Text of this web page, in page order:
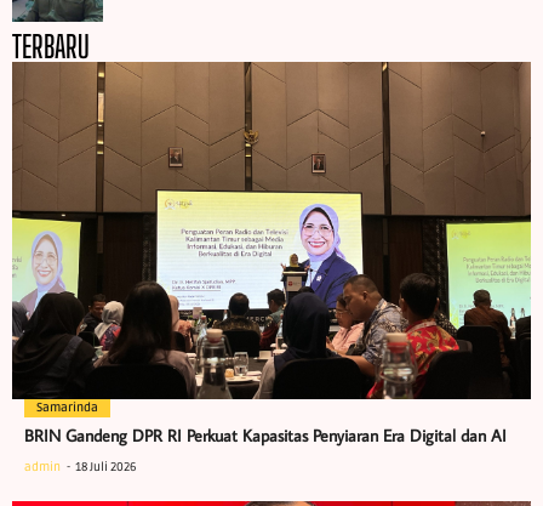
TERBARU
Samarinda
BRIN Gandeng DPR RI Perkuat Kapasitas Penyiaran Era Digital dan AI
admin 18 Juli 2026